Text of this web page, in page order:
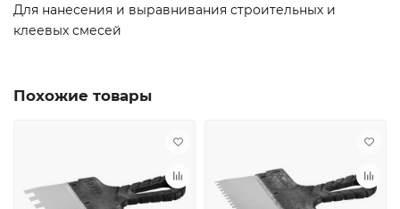
Для нанесения и выравнивания строительных и
клеевых смесей
Похожие товары